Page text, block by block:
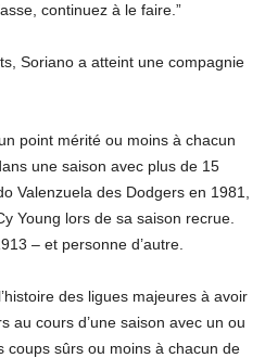
continuez à le faire.”
Soriano a atteint une compagnie
point mérité ou moins à chacun
une saison avec plus de 15
Valenzuela des Dodgers en 1981,
Young lors de sa saison recrue.
– et personne d’autre.
des ligues majeures à avoir
au cours d’une saison avec un ou
coups sûrs ou moins à chacun de